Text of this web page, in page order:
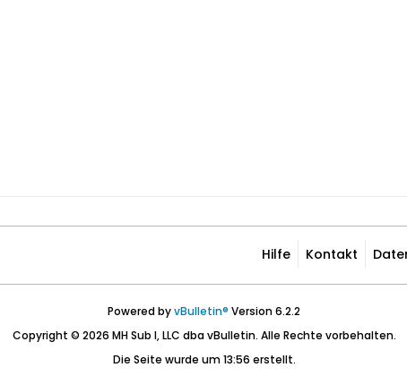
Hilfe Kontakt
Powered byvBulletin® Version 6.2.2
Copyright © 2026 MH Sub I, LLC dba vBulletin. Alle Rechte vorbehalten.
Die Seite wurde um 13:56 erstellt.